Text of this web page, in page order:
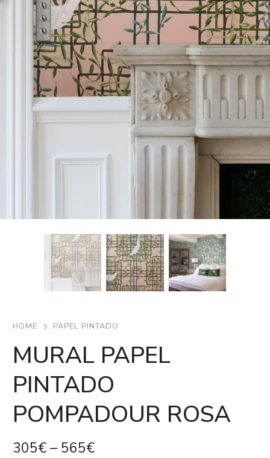
HOME PAPEL PINTADO
MURAL PAPEL
PINTADO
POMPADOUR ROSA
305€– 565€